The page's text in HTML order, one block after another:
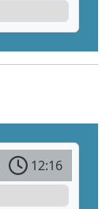
12:16